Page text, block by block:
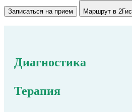
Записаться на прием Маршрут в 2Гис
Диагностика
Терапия